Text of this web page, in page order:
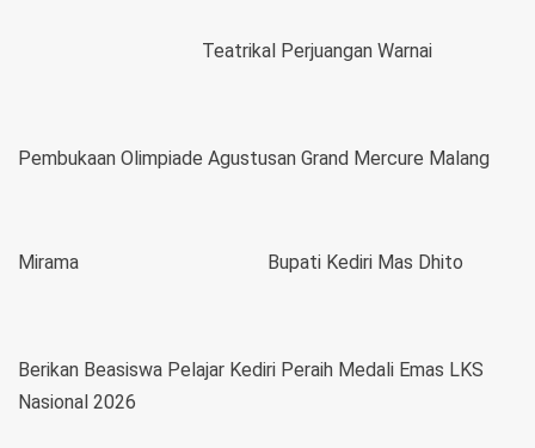
Teatrikal Perjuangan Warnai
Pembukaan Olimpiade Agustusan Grand Mercure Malang
Mirama Bupati Kediri Mas Dhito
Berikan Beasiswa Pelajar Kediri Peraih Medali Emas LKS
Nasional 2026